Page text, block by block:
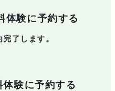
体験に予約する
了します。
験に予約する